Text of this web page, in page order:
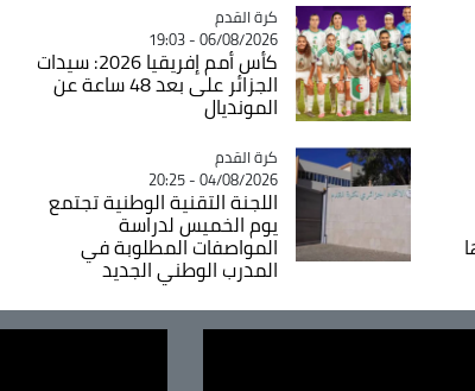
Catégorie
كرة القدم
06/08/2026 - 19:03
كأس أمم إفريقيا 2026: سيدات
الجزائر على بعد 48 ساعة عن
المونديال
Catégorie
كرة القدم
04/08/2026 - 20:25
اللجنة التقنية الوطنية تجتمع
يوم الخميس لدراسة
المواصفات المطلوبة في
المدرب الوطني الجديد